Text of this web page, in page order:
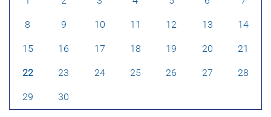
8 9 10 11 12 13 14
15 16 17 18 19 20 21
22 23 24 25 26 27 28
29 30